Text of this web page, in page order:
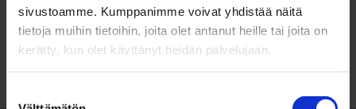
sivustoamme. Kumppanimme voivat yhdistää näitä
tietoja muihin tietoihin, joita olet antanut heille tai joita on
kerätty, kun olet käyttänyt heidän palvelujaan.
Markkinointimateriaali